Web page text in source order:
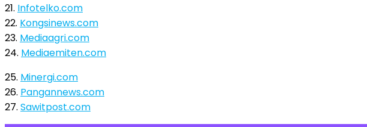
21. Infotelko.com
22. Kongsinews.com
23. Mediaagri.com
24. Mediaemiten.com
25. Minergi.com
26. Pangannews.com
27. Sawitpost.com